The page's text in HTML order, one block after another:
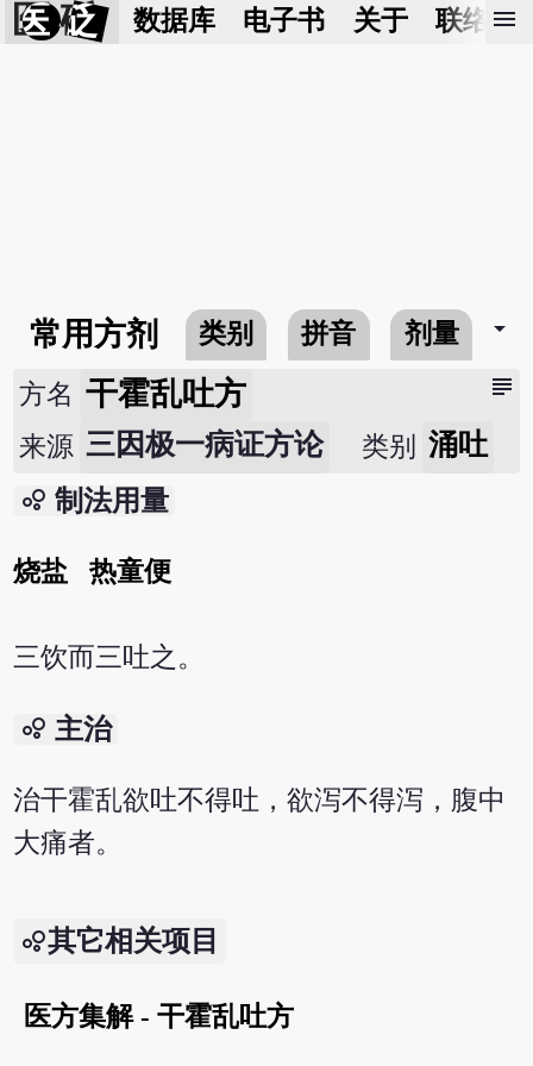
医 砭 数据库 电子书 关于 联络我
menu
常用方剂 类别 拼音 剂量 arrow_drop_down
subject
方名 干霍乱吐方
来源 三因极一病证方论 类别 涌吐
bubble_chart 制法用量
烧盐 热童便
三饮而三吐之。
bubble_chart 主治
治干霍乱欲吐不得吐，欲泻不得泻，腹中
大痛者。
其它相关项目
医方集解 - 干霍乱吐方